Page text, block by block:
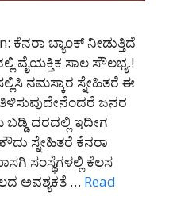
ಕೆನರಾ ಬ್ಯಾಂಕ್ ನೀಡುತ್ತಿದೆ
ವೈಯಕ್ತಿಕ ಸಾಲ ಸೌಲಭ್ಯ.!
ನಮಸ್ಕಾರ ಸ್ನೇಹಿತರೆ ಈ
ಜನರ
ದರದಲ್ಲಿ ಇದೀಗ
ಸ್ನೇಹಿತರೆ ಕೆನರಾ
ಸಂಸ್ಥೆಗಳಲ್ಲಿ ಕೆಲಸ
ಅವಶ್ಯಕತೆ … Read